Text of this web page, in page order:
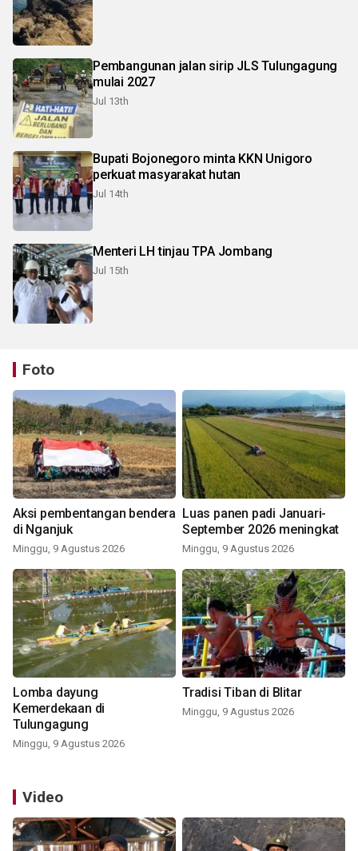
Pembangunan jalan sirip JLS Tulungagung
mulai 2027
Jul 13th
Bupati Bojonegoro minta KKN Unigoro
perkuat masyarakat hutan
Jul 14th
Menteri LH tinjau TPA Jombang
Jul 15th
Foto
Aksi pembentangan bendera
di Nganjuk
Minggu, 9 Agustus 2026
Luas panen padi Januari-
September 2026 meningkat
Minggu, 9 Agustus 2026
Lomba dayung
Kemerdekaan di
Tulungagung
Minggu, 9 Agustus 2026
Tradisi Tiban di Blitar
Minggu, 9 Agustus 2026
Video